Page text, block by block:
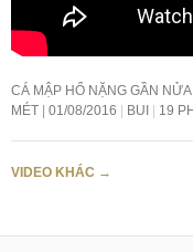
CÁ MẬP HỔ NẶNG GẦN
MÉT
01/08/2016 BUI 19
VIDEO KHÁC →